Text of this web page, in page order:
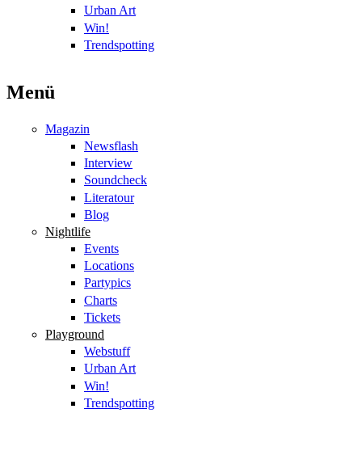
Urban Art
Win!
Trendspotting
Menü
Magazin
Newsflash
Interview
Soundcheck
Literatour
Blog
Nightlife
Events
Locations
Partypics
Charts
Tickets
Playground
Webstuff
Urban Art
Win!
Trendspotting